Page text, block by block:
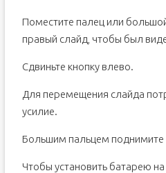
Поместите палец или
правый слайд, чтобы был
Сдвиньте кнопку влево.
Для перемещения слайда
усилие.
Большим пальцем
Чтобы установить батарею